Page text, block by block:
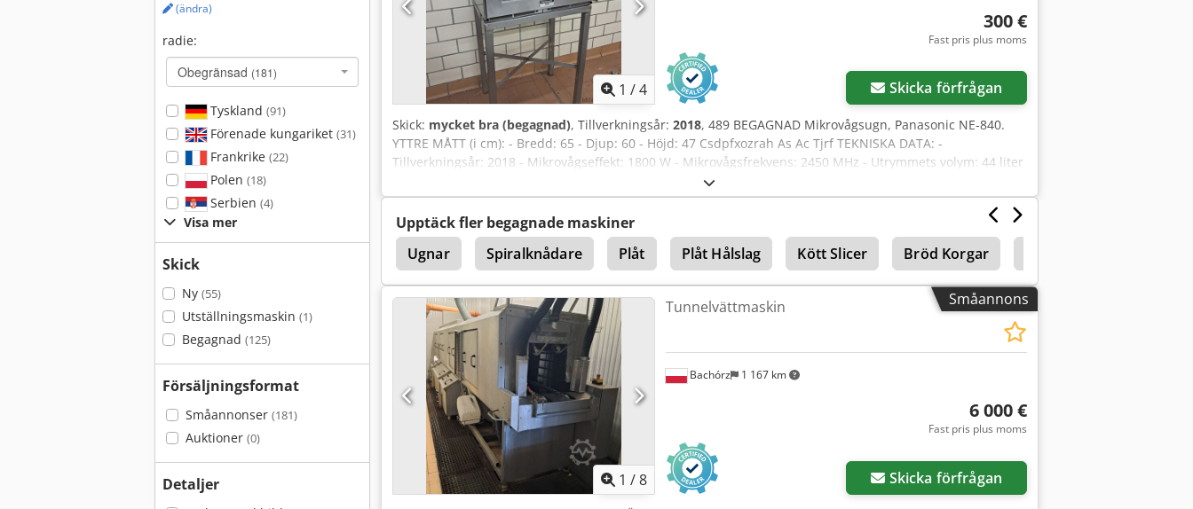
(ändra)
radie:
Obegränsad (181)
Tyskland (91)
Förenade kungariket (31)
Frankrike (22)
Polen (18)
Serbien (4)
Visa mer
Skick
Ny (55)
Utställningsmaskin (1)
Begagnad (125)
Försäljningsformat
Småannonser (181)
Auktioner (0)
Detaljer
1 /4
300 €
Fast pris plus moms
Skicka förfrågan
Skick: mycket bra (begagnad), Tillverkningsår: 2018, 489 BEGAGNAD Mikrovågsugn, Panasonic NE-840.
YTTRE MÅTT (i cm): - Bredd: 65 - Djup: 60 - Höjd: 47 Csdpfxozrah As Ac Tjrf TEKNISKA DATA: -
Tillverkningsår: 2018 - Mikrovågseffekt: 1800 W - Mikrovågsfrekvens: 2450 MHz - Utrymmets volym: 44 liter
- Strömförsörjning: 230 V 50 Hz Angivet pris är netto. Följande tilläggstjänster finns tillgängliga mot avgift:
transport av enheten. VI TALAR ENGELSKA, TYSKA, FRANSKA, RYSKA OCH UKRAINSKA.
Upptäck fler begagnade maskiner
Ugnar
Spiralknådare Plåt Plåt Hålslag Kött Slicer Bröd Korgar
Bröd Jordförbättringsmedel
Småannons
1 /8
Bachórz 1 167 km
Tunnelvättmaskin
6 000 €
Fast pris plus moms
Skicka förfrågan